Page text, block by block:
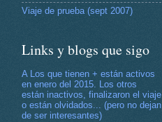
Viaje de prueba (sept 2007)
Links y blogs que sigo
A Los que tienen + están activos
en enero del 2015. Los otros
están inactivos, finalizaron el viaje
o están olvidados... (pero no dejan
de ser interesantes)